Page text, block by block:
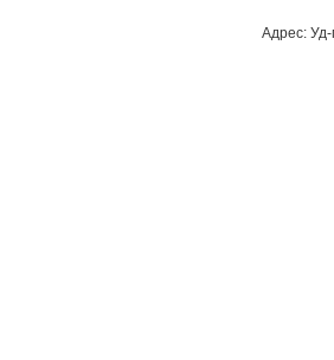
Адрес: Уд-